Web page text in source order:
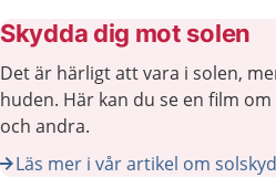
Skydda dig mot solen
Det är härligt att vara i solen,
huden. Här kan du se en film
och andra.
Läs mer i vår artikel om